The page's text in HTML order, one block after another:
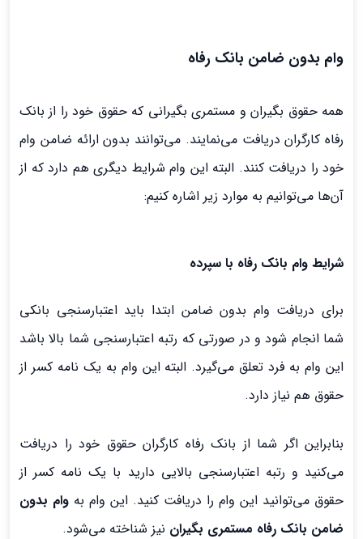
وام بدون ضامن بانک رفاه
همه حقوق بگیران و مستمری بگیرانی که حقوق خود را از بانک
رفاه کارگران دریافت می‌نمایند. می‌توانند بدون ارائه ضامن وام
خود را دریافت کنند. البته این وام شرایط دیگری هم دارد که از
آن‌ها می‌توانیم به موارد زیر اشاره کنیم:
شرایط وام بانک رفاه با سپرده
برای دریافت وام بدون ضامن ابتدا باید اعتبارسنجی بانکی
شما انجام شود و در صورتی که رتبه اعتبارسنجی شما بالا باشد
این وام به فرد تعلق می‌گیرد. البته این وام به یک نامه کسر از
حقوق هم نیاز دارد.
بنابراین اگر شما از بانک رفاه کارگران حقوق خود را دریافت
می‌کنید و رتبه اعتبارسنجی بالایی دارید با یک نامه کسر از
حقوق می‌توانید این وام را دریافت کنید. این وام به وام بدون
ضامن بانک رفاه مستمری بگیران نیز شناخته می‌شود.